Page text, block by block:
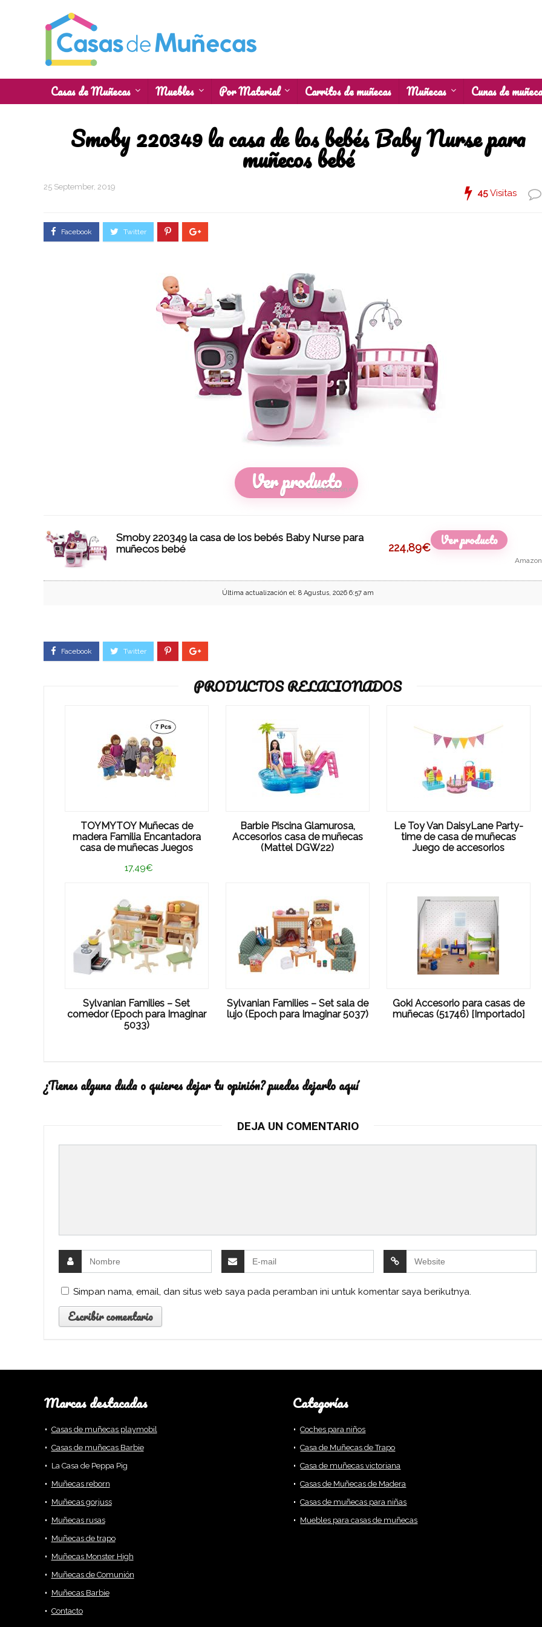
Casas de Muñecas Muebles Por Material Carritos de muñecas Muñecas Cunas de
Smoby 220349 la casa de los bebés Baby Nurse para
muñecos bebé
25 September, 2019
45Visitas
Ver producto
@Amazon.es
Smoby 220349 la casa de los bebés Baby Nurse para
muñecos bebé
224,89€ Ver producto
Última actualización el: 8 Agustus, 2026 6:57 am
PRODUCTOS RELACIONADOS
TOYMYTOY Muñecas de
madera Familia Encantadora
casa de muñecas Juegos
17,49€
Barbie Piscina Glamurosa,
Accesorios casa de muñecas
(Mattel DGW22)
Le Toy Van DaisyLane Party-
time de casa de muñecas
Juego de accesorios
Sylvanian Families – Set
comedor (Epoch para Imaginar
5033)
Sylvanian Families – Set sala de
lujo (Epoch para Imaginar 5037)
Goki Accesorio para casas de
muñecas (51746) [Importado]
¿Tienes alguna duda o quieres dejar tu opinión? puedes dejarlo aquí
DEJA UN COMENTARIO
Simpan nama, email, dan situs web saya pada peramban ini untuk komentar saya berikutnya.
Marcas destacadas
Casas de muñecas playmobil
Casas de muñecas Barbie
La Casa de Peppa Pig
Muñecas reborn
Muñecas gorjuss
Muñecas rusas
Muñecas de trapo
Muñecas Monster High
Muñecas de Comunión
Muñecas Barbie
Contacto
Categorías
Coches para niños
Casa de Muñecas de Trapo
Casa de muñecas victoriana
Casas de Muñecas de Madera
Casas de muñecas para niñas
Muebles para casas de muñecas